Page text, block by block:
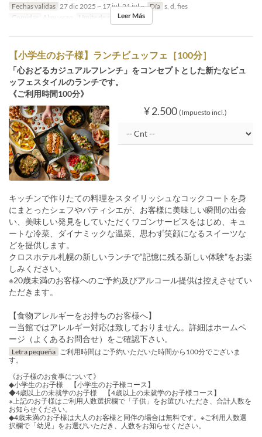
Fechas validas 27 dic 2025 ~ 17 jul, 21 jul ~ Día s, d, fies
Comidas
Almuerzo Límite de pedido 1 ~ 6
Leer Más
【小学生のお子様】ランチビュッフェ［100分］
「心おどるカジュアルフレンチ」をコンセプトとした新たなビュ
ッフェスタイルのランチです。
《ご利用時間100分》
¥ 2.500 (Impuesto incl.)
キッチンで作りたての料理をスタイリッシュなコックコートを身
にまとったシェフやパティシエが、お客様に美味しい瞬間の出会
い、美味しい発見をしていただくワゴンサービスをはじめ、キュ
ートな冷菜、ダイナミックな温菜、思わず笑顔になるスイーツな
どを提供します。
クロスホテル札幌の新しいランチで“記憶に残る新しい体験”をお楽
しみください。
※20歳未満のお客様へのご予約及びアルコール提供は控えさせてい
ただきます。
【食物アレルギーをお持ちのお客様へ】
ー当館ではアレルギー対応は致しておりません。詳細はホームペ
ージ（よくあるお問合せ）をご確認下さい。
Letra pequeña ご利用時間はご予約いただいた時間から100分でございま
す。
《お子様のお食事について》
◆小学生のお子様 【小学生のお子様コース】
◆4歳以上の未就学のお子様 【4歳以上の未就学のお子様コース】
※上記のお子様はご利用人数選択欄で「子供」をお選びいただき、合計人数を
お知らせください。
◆4歳未満のお子様は大人のお客様と同伴の場合は無料です。※ご利用人数選
択欄で「幼児」をお選びいただき、人数をお知らせください。